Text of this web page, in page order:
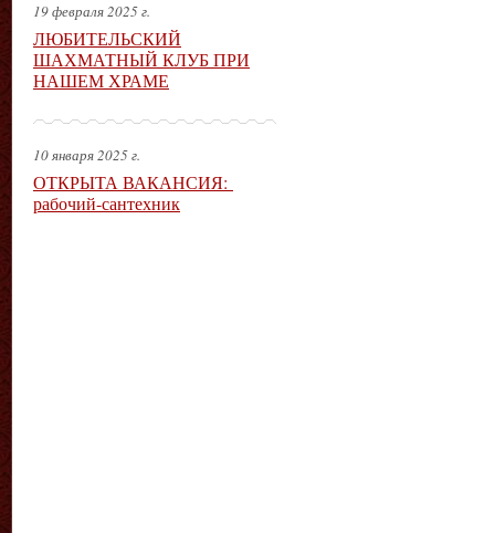
19 февраля 2025 г.
ЛЮБИТЕЛЬСКИЙ
ШАХМАТНЫЙ КЛУБ ПРИ
НАШЕМ ХРАМЕ
10 января 2025 г.
ОТКРЫТА ВАКАНСИЯ:
рабочий-сантехник